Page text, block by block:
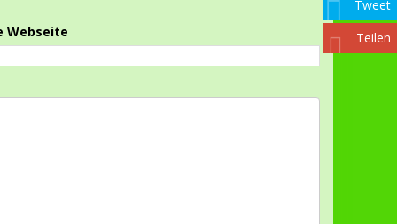
Tweet
Teilen
Webseite